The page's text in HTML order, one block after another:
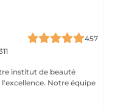
457
institut de beauté
Notre équipe